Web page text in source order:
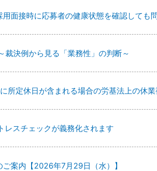
面接時に応募者の健康状態を確認しても
決例から見る「業務性」の判断～
所定休日が含まれる場合の労基法上の休業
スチェックが義務化されます
案内【2026年7月29日（水）】